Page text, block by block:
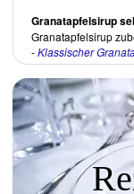
Hauptgerichte -
Dieses mit Abstand
orientalische
auch
aufgeführten
Aloo) , die
Bulgurfrikadellen
Kindheitsessen -
In diesem Kapitel
Granatapfelsirup
Granatapfelsirup
-Klassischer